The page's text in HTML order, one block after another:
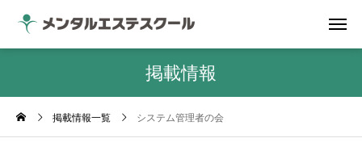
掲載情報
掲載情報一覧 システム管理者の会